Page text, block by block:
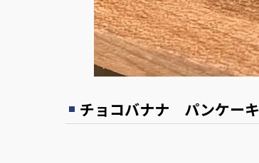
チョコバナナ パンケーキ